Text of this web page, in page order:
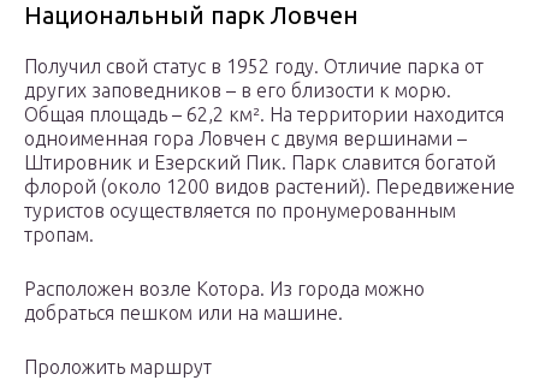
Национальный парк Ловчен
Получил свой статус в 1952 году. Отличие парка от
других заповедников – в его близости к морю.
Общая площадь – 62,2 км². На территории находится
одноименная гора Ловчен с двумя вершинами –
Штировник и Езерский Пик. Парк славится богатой
флорой (около 1200 видов растений). Передвижение
туристов осуществляется по пронумерованным
тропам.
Расположен возле Котора. Из города можно
добраться пешком или на машине.
Проложить маршрут